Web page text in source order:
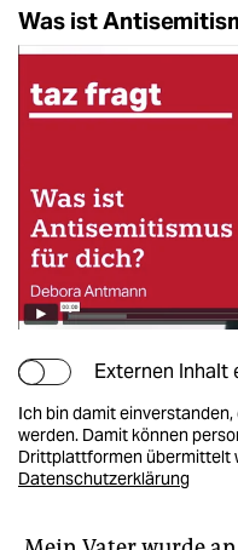
Was ist
Externen Inhalt
Ich bin damit
werden. Damit können
Drittplattformen übermittelt
Datenschutzerklärung